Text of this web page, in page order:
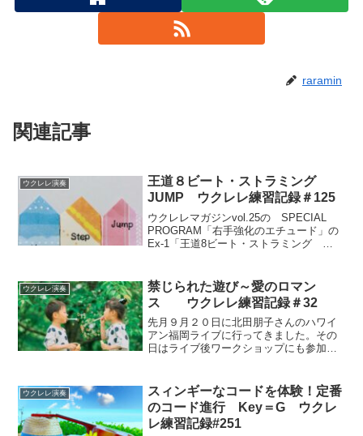
raramin
関連記事
ウクレレ演奏
王道８ビート・ストラミング
JUMP ウクレレ練習記録＃125
ウクレレマガジンvol.25の SPECIAL
PROGRAM「右手強化のエチュード」の
Ex-1「王道8ビート・ストラミング
とんどの曲に対応できるようになるそう
です。楽しく練習できました。
ウクレレ演奏
禁じられた遊び～愛のロマン
ス ウクレレ練習記録＃32
先月９月２０日に北田朋子さんのハワイ
アン福岡ライブに行ってきました。その
日はライブ後ワークショップにも参加
ん、ライブでも北田さんがウクレレを弾
く手の様子をずっと観察して...
ウクレレ演奏
スィンギーなコードを体験！定番
のコード進行 Key＝G ウクレ
レ練習記録#251